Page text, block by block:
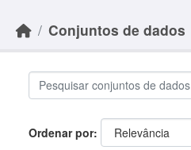
Conjuntos de dados
Ordenar por